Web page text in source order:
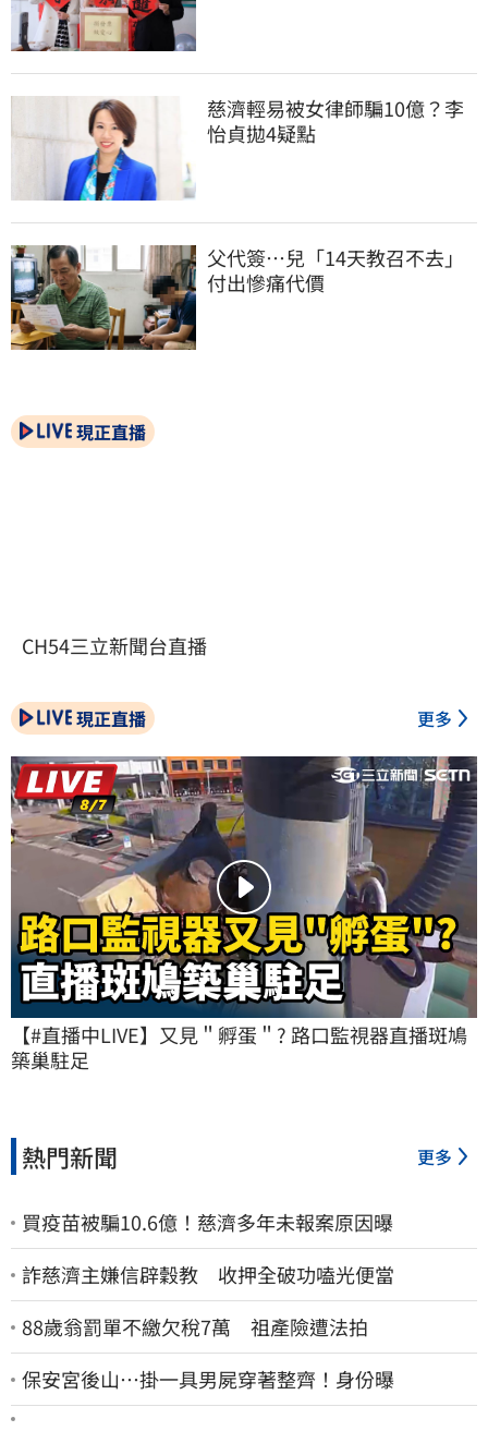
慈濟輕易被女律師騙10億？李
怡貞拋4疑點
父代簽…兒「14天教召不去」
付出慘痛代價
現正直播
CH54三立新聞台直播
現正直播 更多
【#直播中LIVE】又見＂孵蛋＂? 路口監視器直播斑鳩
築巢駐足
熱門新聞 更多
買疫苗被騙10.6億！慈濟多年未報案原因曝
詐慈濟主嫌信辟穀教 收押全破功嗑光便當
88歲翁罰單不繳欠稅7萬 祖產險遭法拍
保安宮後山…掛一具男屍穿著整齊！身份曝